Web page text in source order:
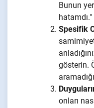
Bunun
Spesifik
gösterin.
onları